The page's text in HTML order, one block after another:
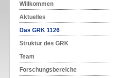
Willkommen
Aktuelles
Das GRK 1126
Struktur des GRK
Team
Forschungsbereiche